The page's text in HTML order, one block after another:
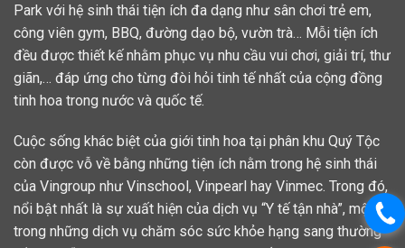
Park với hệ sinh thái tiện ích đa dạng như sân chơi trẻ em,
công viên gym, BBQ, đường dạo bộ, vườn trà… Mỗi tiện ích
đều được thiết kế nhằm phục vụ nhu cầu vui chơi, giải trí, thư
giãn,… đáp ứng cho từng đòi hỏi tinh tế nhất của cộng đồng
tinh hoa trong nước và quốc tế.
Cuộc sống khác biệt của giới tinh hoa tại phân khu Quý Tộc
còn được vỗ về bằng những tiện ích nằm trong hệ sinh thái
của Vingroup như Vinschool, Vinpearl hay Vinmec. Trong đó,
nổi bật nhất là sự xuất hiện của dịch vụ “Y tế tận nhà”, một
trong những dịch vụ chăm sóc sức khỏe hạng sang thường